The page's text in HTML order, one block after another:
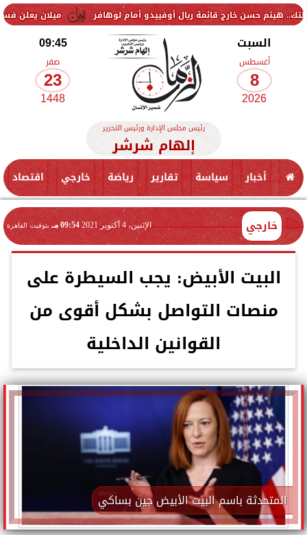
ميلان يعلن فسخ عقد خارج قائمة ريال أوفييدو أمام لوهافر
السبت
أغسطس
8
2026
09:45
صفر
23
1448
رئيس مجلس الإدارة ورئيس التحرير
إلهام شرشر
أخبار سياسة تقارير رياضة خارجي اقتصاد
خارجي الإثنين، 4 أكتوبر 2021 09:54 مـ بتوقيت القاهرة
البيت الأبيض: يجب السيطرة على
منصات التواصل بشكل أقوى من
القوانين الداخلية
المتحدثة باسم البيت الأبيض جين بساكي